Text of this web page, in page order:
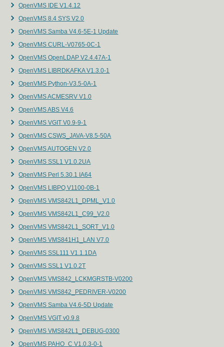
OpenVMS IDE V1.4.12
OpenVMS 8.4 SYS V2.0
OpenVMS Samba V4.6-5E-1 Update
OpenVMS CURL-V0765-0C-1
OpenVMS OpenLDAP V2.4.47A-1
OpenVMS LIBRDKAFKA V1.3.0-1
OpenVMS Python-V3.5-0A-1
OpenVMS ACMESRV V1.0
OpenVMS ABS V4.6
OpenVMS VGIT V0.9-9-1
OpenVMS CSWS_JAVA-V8.5-50A
OpenVMS AUTOGEN V2.0
OpenVMS SSL1 V1.0.2UA
OpenVMS Perl 5.30.1 IA64
OpenVMS LIBPQ V1100-0B-1
OpenVMS VMS842L1_DPML_V1.0
OpenVMS VMS842L1_C99_V2.0
OpenVMS VMS842L1_SORT_V1.0
OpenVMS VMS841H1_LAN V7.0
OpenVMS SSL111 V1.1.1DA
OpenVMS SSL1 V1.0.2T
OpenVMS VMS842_LCKMGRSTB-V0200
OpenVMS VMS842_PEDRIVER-V0200
OpenVMS Samba V4.6-5D Update
OpenVMS VGIT v0.9.8
OpenVMS VMS842L1_DEBUG-0300
OpenVMS PAHO_C V1.0.3-0-1